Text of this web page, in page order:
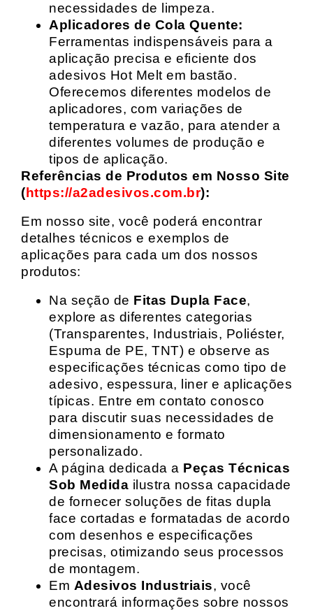
necessidades de limpeza.
Aplicadores de Cola Quente:
Ferramentas indispensáveis para a
aplicação precisa e eficiente dos
adesivos Hot Melt em bastão.
Oferecemos diferentes modelos de
aplicadores, com variações de
temperatura e vazão, para atender a
diferentes volumes de produção e
tipos de aplicação.
Referências de Produtos em Nosso Site
(https://a2adesivos.com.br):
Em nosso site, você poderá encontrar
detalhes técnicos e exemplos de
aplicações para cada um dos nossos
produtos:
Na seção de Fitas Dupla Face,
explore as diferentes categorias
(Transparentes, Industriais, Poliéster,
Espuma de PE, TNT) e observe as
especificações técnicas como tipo de
adesivo, espessura, liner e aplicações
típicas. Entre em contato conosco
para discutir suas necessidades de
dimensionamento e formato
personalizado.
A página dedicada a Peças Técnicas
Sob Medida ilustra nossa capacidade
de fornecer soluções de fitas dupla
face cortadas e formatadas de acordo
com desenhos e especificações
precisas, otimizando seus processos
de montagem.
Em Adesivos Industriais, você
encontrará informações sobre nossos